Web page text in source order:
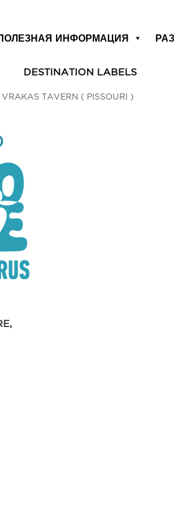
ИНФОРМАЦИЯ
DESTINATION LABELS
VRAKAS TAVERN ( PISSOURI )